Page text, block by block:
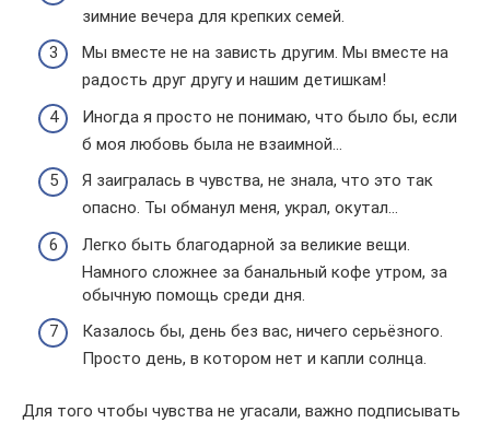
зимние вечера для крепких семей.
Мы вместе не на зависть другим. Мы вместе на
радость друг другу и нашим детишкам!
Иногда я просто не понимаю, что было бы, если
б моя любовь была не взаимной…
Я заигралась в чувства, не знала, что это так
опасно. Ты обманул меня, украл, окутал…
Легко быть благодарной за великие вещи.
Намного сложнее за банальный кофе утром, за
обычную помощь среди дня.
Казалось бы, день без вас, ничего серьёзного.
Просто день, в котором нет и капли солнца.
Для того чтобы чувства не угасали, важно подписывать